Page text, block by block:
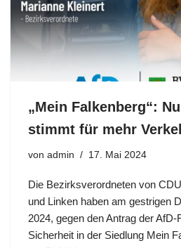
„Mein Falkenberg“:
stimmt für mehr
von admin 17. Mai 2024
Die Bezirksverordneten von
und Linken haben am gestrigen
2024, gegen den Antrag der AfD-
Sicherheit in der Siedlung Mein